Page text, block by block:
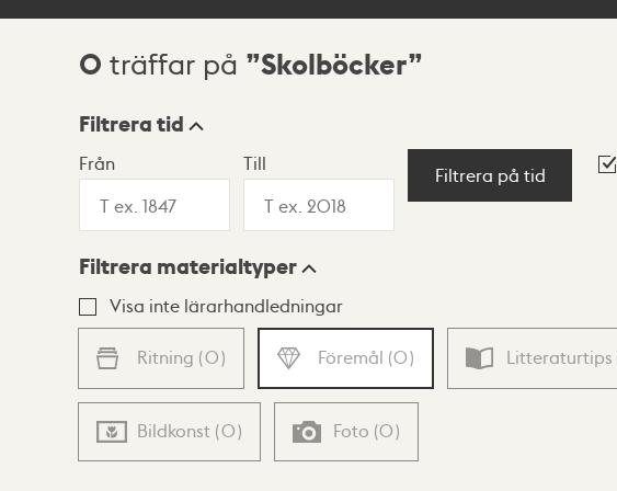
Sökresultat
0 träffar på Skolböcker
Visningsläge
Lista Karta
Filtrera tid
Från Till
Filtrera på tid
Filtrera materialtyper
Visa inte lärarhandledningar
Ritning (0) Föremål (0) Litteraturtips
Bildkonst (0) Foto (0)